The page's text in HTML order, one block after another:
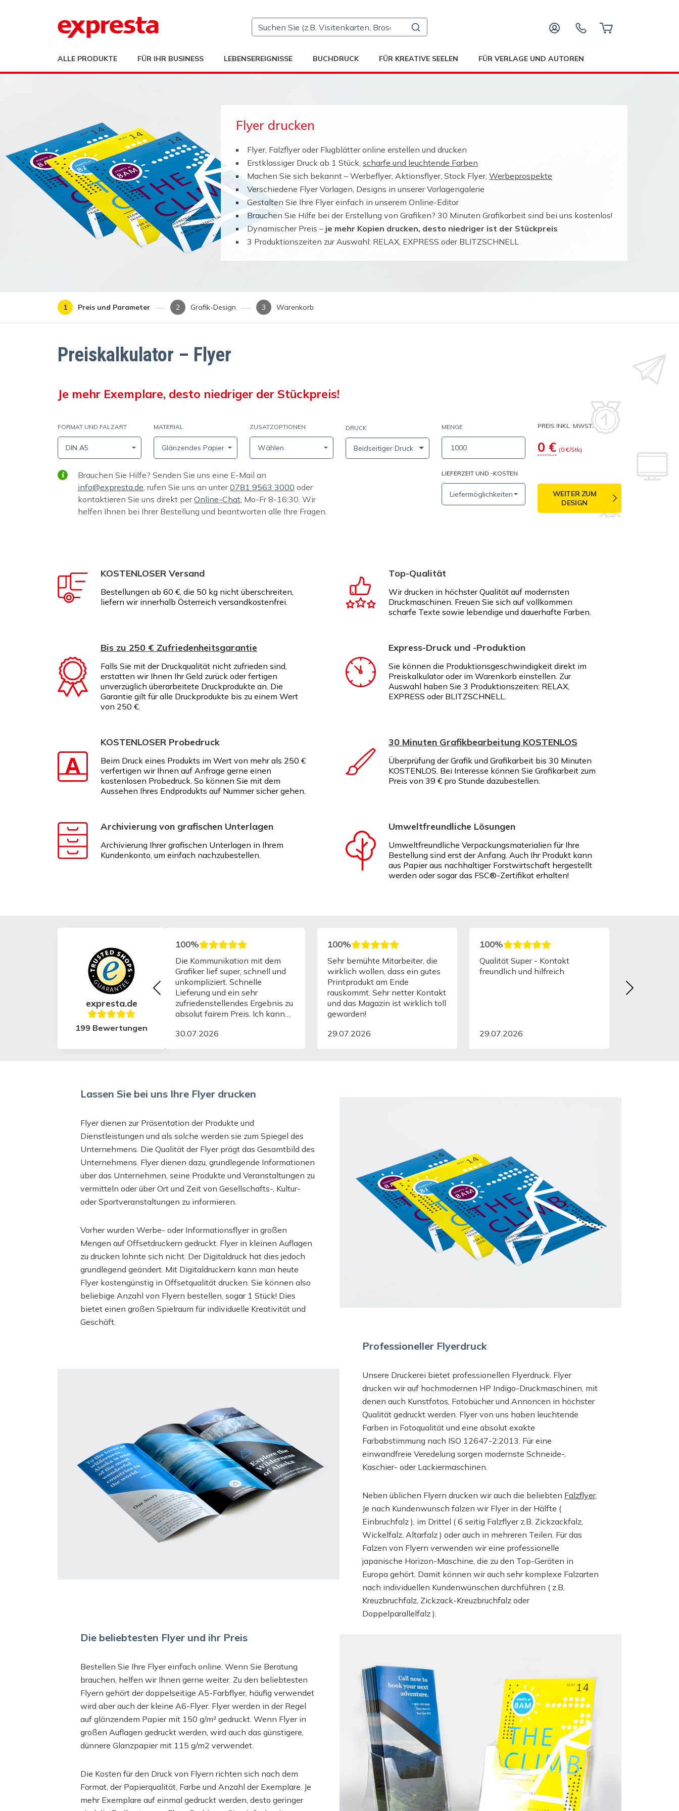
ALLE PRODUKTE FÜR IHR BUSINESS LEBENSEREIGNISSE BUCHDRUCK FÜR KREATIVE SEELEN FÜR VERLAGE UND AUTOREN
Flyer drucken
Flyer, Falzflyer oder Flugblätter online erstellen und drucken
Erstklassiger Druck ab 1 Stück, scharfe und leuchtende Farben
Machen Sie sich bekannt – Werbeflyer, Aktionsflyer, Stock Flyer, Werbeprospekte
Verschiedene Flyer Vorlagen, Designs in unserer Vorlagengalerie
Gestalten Sie Ihre Flyer einfach in unserem Online-Editor
Brauchen Sie Hilfe bei der Erstellung von Grafiken? 30 Minuten Grafikarbeit sind bei uns kostenlos!
Dynamischer Preis – je mehr Kopien drucken, desto niedriger ist der Stückpreis
3 Produktionszeiten zur Auswahl: RELAX, EXPRESS oder BLITZSCHNELL
Preis und Parameter Grafik-Design Warenkorb
Preiskalkulator – Flyer
Je mehr Exemplare, desto niedriger der Stückpreis!
FORMAT UND FALZART
DIN A5
MATERIAL
Glänzendes Papier (0,11 mm / 150 g/m²)
ZUSATZOPTIONEN
Wählen
DRUCK
Beidseitiger Druck
MENGE PREIS INKL. MWST.
0 € (0€/Stk)
Brauchen Sie Hilfe? Senden Sie uns eine E-Mail an
info@expresta.de, rufen Sie uns an unter0781 9563 3000 oder
kontaktieren Sie uns direkt perOnline-Chat, Mo-Fr 8-16:30. Wir
helfen Ihnen bei Ihrer Bestellung und beantworten alle Ihre Fragen.
LIEFERZEIT UND -KOSTEN
Liefermöglichkeiten
WEITER ZUM
DESIGN
KOSTENLOSER Versand
Bestellungen ab 60 €, die 50 kg nicht überschreiten,
liefern wir innerhalb Österreich versandkostenfrei.
Top-Qualität
Wir drucken in höchster Qualität auf modernsten
Druckmaschinen. Freuen Sie sich auf vollkommen
scharfe Texte sowie lebendige und dauerhafte Farben.
Bis zu 250 € Zufriedenheitsgarantie
Falls Sie mit der Druckqualität nicht zufrieden sind,
erstatten wir Ihnen Ihr Geld zurück oder fertigen
unverzüglich überarbeitete Druckprodukte an. Die
Garantie gilt für alle Druckprodukte bis zu einem Wert
von 250 €.
Express-Druck und -Produktion
Sie können die Produktionsgeschwindigkeit direkt im
Preiskalkulator oder im Warenkorb einstellen. Zur
Auswahl haben Sie 3 Produktionszeiten: RELAX,
EXPRESS oder BLITZSCHNELL.
KOSTENLOSER Probedruck
Beim Druck eines Produkts im Wert von mehr als 250 €
verfertigen wir Ihnen auf Anfrage gerne einen
kostenlosen Probedruck. So können Sie mit dem
Aussehen Ihres Endprodukts auf Nummer sicher gehen.
30 Minuten Grafikbearbeitung KOSTENLOS
Überprüfung der Grafik und Grafikarbeit bis 30 Minuten
KOSTENLOS. Bei Interesse können Sie Grafikarbeit zum
Preis von 39 € pro Stunde dazubestellen.
Archivierung von grafischen Unterlagen
Archivierung Ihrer grafischen Unterlagen in Ihrem
Kundenkonto, um einfach nachzubestellen.
Umweltfreundliche Lösungen
Umweltfreundliche Verpackungsmaterialien für Ihre
Bestellung sind erst der Anfang. Auch Ihr Produkt kann
aus Papier aus nachhaltiger Forstwirtschaft hergestellt
werden oder sogar das FSC®-Zertifikat erhalten!
expresta.de
199 Bewertungen
100%
Die Kommunikation mit dem
Grafiker lief super, schnell und
unkompliziert. Schnelle
Lieferung und ein sehr
zufriedenstellendes Ergebnis zu
absolut fairem Preis. Ich kann
uneingeschränkt
30.07.2026
100%
Sehr bemühte Mitarbeiter, die
wirklich wollen, dass ein gutes
Printprodukt am Ende
rauskommt. Sehr netter Kontakt
und das Magazin ist wirklich toll
geworden!
29.07.2026
100%
Qualität Super - Kontakt
freundlich und hilfreich
29.07.2026
Lassen Sie bei uns Ihre Flyer drucken
Flyer dienen zur Präsentation der Produkte und
Dienstleistungen und als solche werden sie zum Spiegel des
Unternehmens. Die Qualität der Flyer prägt das Gesamtbild des
Unternehmens. Flyer dienen dazu, grundlegende Informationen
über das Unternehmen, seine Produkte und Veranstaltungen zu
vermitteln oder über Ort und Zeit von Gesellschafts-, Kultur-
oder Sportveranstaltungen zu informieren.
Vorher wurden Werbe- oder Informationsflyer in großen
Mengen auf Offsetdruckern gedruckt. Flyer in kleinen Auflagen
zu drucken lohnte sich nicht. Der Digitaldruck hat dies jedoch
grundlegend geändert. Mit Digitaldruckern kann man heute
Flyer kostengünstig in Offsetqualität drucken. Sie können also
beliebige Anzahl von Flyern bestellen, sogar 1 Stück! Dies
bietet einen großen Spielraum für individuelle Kreativität und
Geschäft.
Professioneller Flyerdruck
Unsere Druckerei bietet professionellen Flyerdruck. Flyer
drucken wir auf hochmodernen HP Indigo-Druckmaschinen, mit
denen auch Kunstfotos, Fotobücher und Annoncen in höchster
Qualität gedruckt werden. Flyer von uns haben leuchtende
Farben in Fotoqualität und eine absolut exakte
Farbabstimmung nach ISO 12647-2:2013. Für eine
einwandfreie Veredelung sorgen modernste Schneide-,
Kaschier- oder Lackiermaschinen.
Neben üblichen Flyern drucken wir auch die beliebten Falzflyer.
Je nach Kundenwunsch falzen wir Flyer in der Hälfte (
Einbruchfalz ), im Drittel ( 6 seitig Falzflyer z.B. Zickzackfalz,
Wickelfalz, Altarfalz ) oder auch in mehreren Teilen. Für das
Falzen von Flyern verwenden wir eine professionelle
japanische Horizon-Maschine, die zu den Top-Geräten in
Europa gehört. Damit können wir auch sehr komplexe Falzarten
nach individuellen Kundenwünschen durchführen ( z.B.
Kreuzbruchfalz, Zickzack-Kreuzbruchfalz oder
Doppelparallelfalz ).
Die beliebtesten Flyer und ihr Preis
Bestellen Sie Ihre Flyer einfach online. Wenn Sie Beratung
brauchen, helfen wir Ihnen gerne weiter. Zu den beliebtesten
Flyern gehört der doppelseitige A5-Farbflyer, häufig verwendet
wird aber auch der kleine A6-Flyer. Flyer werden in der Regel
auf glänzendem Papier mit 150 g/m² gedruckt. Wenn Flyer in
großen Auflagen gedruckt werden, wird auch das günstigere,
dünnere Glanzpapier mit 115 g/m2 verwendet.
Die Kosten für den Druck von Flyern richten sich nach dem
Format, der Papierqualität, Farbe und Anzahl der Exemplare. Je
mehr Exemplare auf einmal gedruckt werden, desto geringer